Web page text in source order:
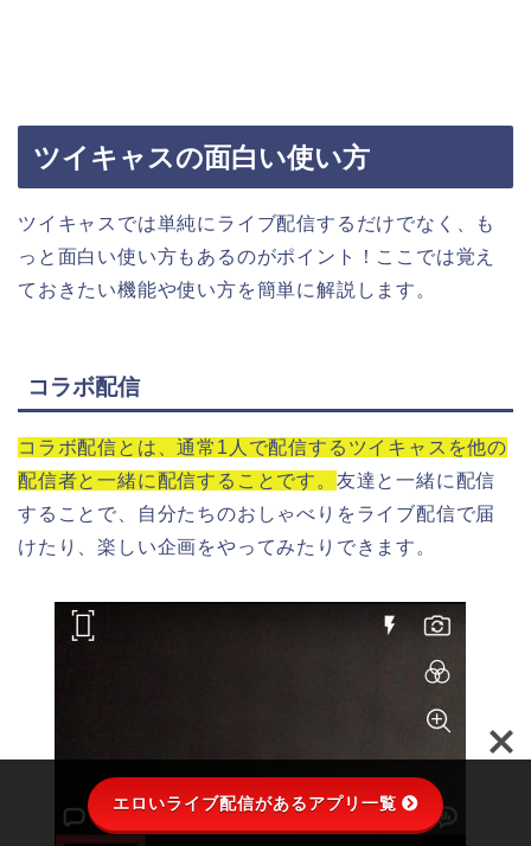
ツイキャスの面白い使い方
ツイキャスでは単純にライブ配信するだけでなく、も
っと面白い使い方もあるのがポイント！ここでは覚え
ておきたい機能や使い方を簡単に解説します。
コラボ配信
コラボ配信とは、通常1人で配信するツイキャスを他の
配信者と一緒に配信することです。 友達と一緒に配信
することで、自分たちのおしゃべりをライブ配信で届
けたり、楽しい企画をやってみたりできます。
エロいライブ配信があるアプリ一覧